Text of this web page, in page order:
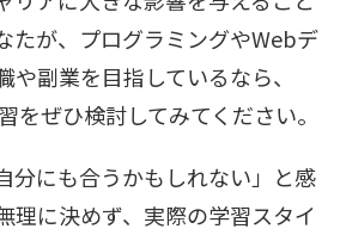
たが、プログラミングやWebデ
副業を目指しているなら、
をぜひ検討してみてください。
分にも合うかもしれない」と感
理に決めず、実際の学習スタイ